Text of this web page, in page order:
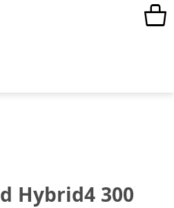
Hybrid4 300